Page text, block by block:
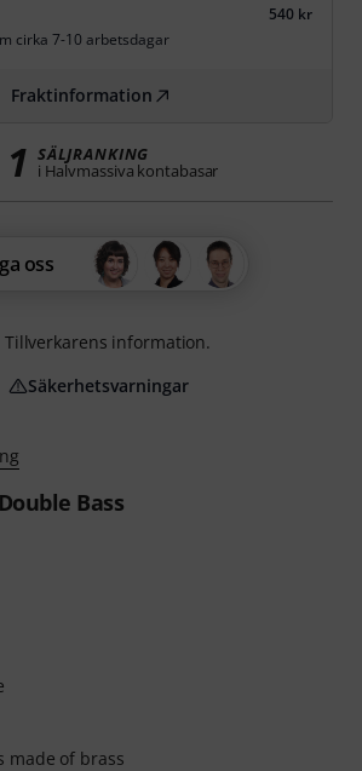
Bass
made of brass
540 kr
cirka 7-10 arbetsdagar
Fraktinformation
1 SÄLJRANKING
i Halvmassiva kontabasar
oss
Tillverkarens information.
Säkerhetsvarningar